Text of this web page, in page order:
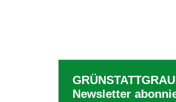
GRÜNSTATTGRAU
Newsletter